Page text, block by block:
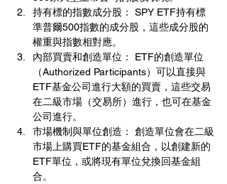
持有標的指數成分股： SPY ETF持有標
準普爾500指數的成分股，這些成分股的
權重與指數相對應。
內部買賣和創造單位： ETF的創造單位
（Authorized Participants）可以直接與
ETF基金公司進行大額的買賣，這些交易
在二級市場（交易所）進行，也可在基金
公司進行。
市場機制與單位創造： 創造單位會在二級
市場上購買ETF的基金組合，以創建新的
ETF單位，或將現有單位兌換回基金組
合。